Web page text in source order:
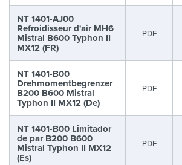
NT 1401-AJ00
Refroidisseur d'air MH6
Mistral B600 Typhon II
MX12 (FR)
PDF
NT 1401-B00
Drehmomentbegrenzer
B200 B600 Mistral
Typhon II MX12 (De)
PDF
NT 1401-B00 Limitador
de par B200 B600
Mistral Typhon II MX12
(Es)
PDF